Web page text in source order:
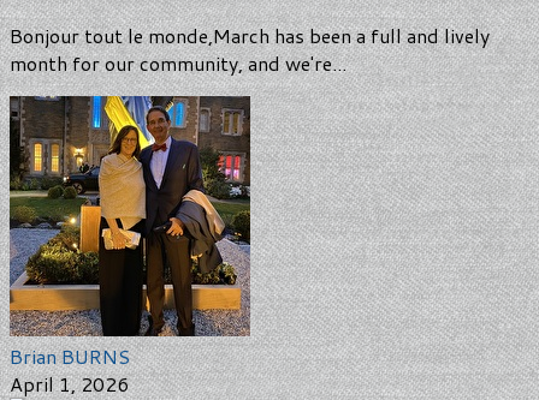
Bonjour tout le monde,March has been a full and lively
month for our community, and we're...
Brian BURNS
April 1, 2026